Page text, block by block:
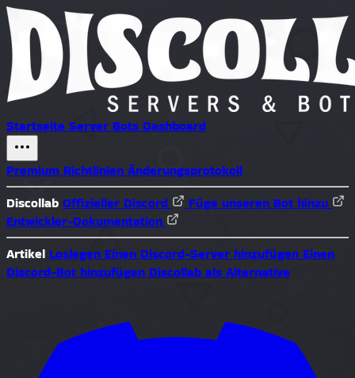
Startseite Server Bots Dashboard
Premium Richtlinien Änderungsprotokoll
Discollab Offizieller Discord
Füge unseren Bot hinzu
Entwickler-Dokumentation
Artikel Loslegen Einen Discord-Server hinzufügen Einen
Discord-Bot hinzufügen Discollab als Alternative